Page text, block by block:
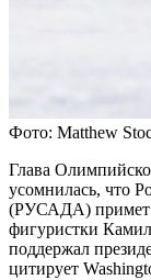
Фото: Matthew
Глава
усомнилась, что
(РУСАДА) примет
фигуристки
поддержал
цитирует